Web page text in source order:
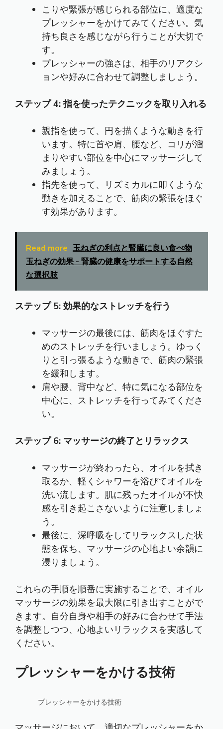
こりや緊張が感じられる部位に、適度な
プレッシャーをかけてみてください。気
持ち良さを感じながら行うことが大切で
す。
プレッシャーの強さは、相手のリアクシ
ョンや好みに合わせて調整しましょう。
ステップ 4: 指を使ったテクニックを取り入れる
親指を使って、円を描くような動きを行
います。特に首や肩、腰など、コリが溜
まりやすい部位を中心にマッサージして
みましょう。
指先を使って、リズミカルに叩くような
動きを加えることで、筋肉の緊張をほぐ
す効果があります。
Read more 玉ねぎの利点と腎臓に良い食べ物
玉ねぎの効果 - 腎臓の健康をサポートする自然
な選択肢
ステップ 5: 効果的なストレッチを行う
マッサージの最後には、筋肉をほぐすた
めのストレッチを行いましょう。ゆっく
りと引っ張るような動きで、筋肉の緊張
を緩和します。
肩や腰、背中など、特に気になる部位を
中心に、ストレッチを行ってみてくださ
い。
ステップ 6: マッサージの終了とリラックス
マッサージが終わったら、オイルを拭き
取るか、軽くシャワーを浴びてオイルを
洗い流します。肌に残ったオイルが不快
感を引き起こさないように注意しましょ
う。
最後に、深呼吸をしてリラックスした状
態を保ち、マッサージの心地よい余韻に
浸りましょう。
これらの手順を順番に実施することで、オイル
マッサージの効果を最大限に引き出すことがで
きます。自分自身や相手の好みに合わせて手法
を調整しつつ、心地よいリラックスを実感して
ください。
プレッシャーをかける技術
プレッシャーをかける技術